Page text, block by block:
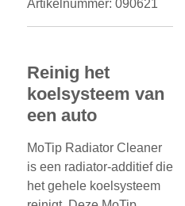
Artikelnummer: 090621
Reinig het
koelsysteem van
een auto
MoTip Radiator Cleaner
is een radiator-additief die
het gehele koelsysteem